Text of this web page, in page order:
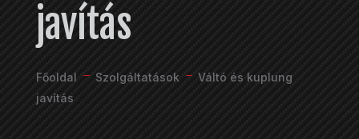
javítás
Főoldal K Szolgáltatások K Váltó és kuplung
javítás